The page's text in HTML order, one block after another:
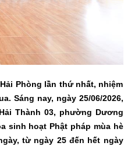
Phòng lần thứ nhất, nhiệm
Sáng nay, ngày 25/06/2026,
Thành 03, phường Dương
sinh hoạt Phật pháp mùa hè
từ ngày 25 đến hết ngày